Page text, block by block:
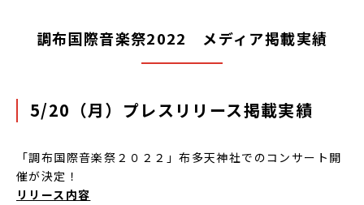
調布国際音楽祭2022 メディア掲載実績
5/20（月） プレスリリース掲載実績
「調布国際音楽祭２０２２」布多天神社でのコンサート開
催が決定！
リリース内容